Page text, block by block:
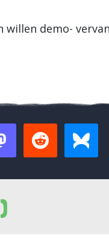
willen demo-